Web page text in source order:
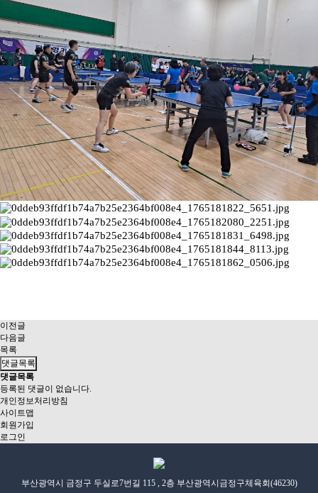
이전글
다음글
목록
댓글목록
댓글목록
등록된 댓글이 없습니다.
개인정보처리방침
사이트맵
회원가입
로그인
부산광역시 금정구 두실로7번길 115 , 2층 부산광역시금정구체육회(46230)